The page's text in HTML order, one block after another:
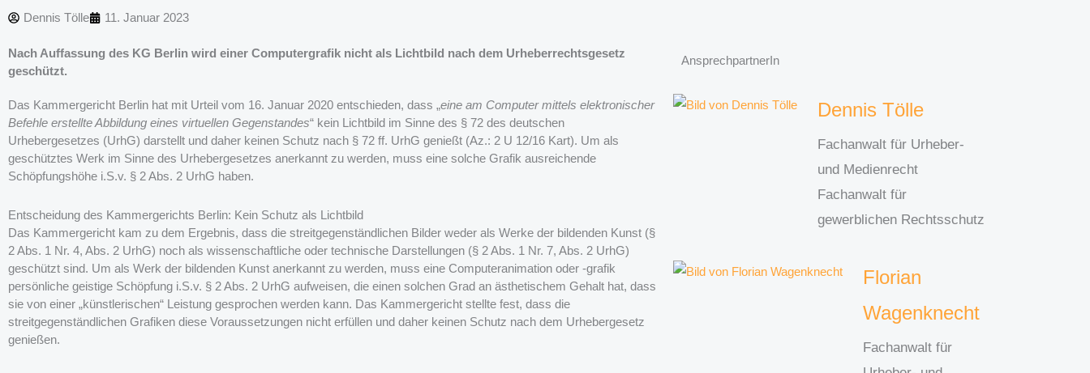
Dennis Tölle 11. Januar 2023
Nach Auffassung des KG Berlin wird einer Computergrafik nicht als Lichtbild nach dem Urheberrechtsgesetz
geschützt.
Das Kammergericht Berlin hat mit Urteil vom 16. Januar 2020 entschieden, dass „eine am Computer mittels elektronischer
Befehle erstellte Abbildung eines virtuellen Gegenstandes“ kein Lichtbild im Sinne des § 72 des deutschen
Urhebergesetzes (UrhG) darstellt und daher keinen Schutz nach § 72 ff. UrhG genießt (Az.: 2 U 12/16 Kart). Um als
geschütztes Werk im Sinne des Urhebergesetzes anerkannt zu werden, muss eine solche Grafik ausreichende
Schöpfungshöhe i.S.v. § 2 Abs. 2 UrhG haben.
Entscheidung des Kammergerichts Berlin: Kein Schutz als Lichtbild
Das Kammergericht kam zu dem Ergebnis, dass die streitgegenständlichen Bilder weder als Werke der bildenden Kunst (§
2 Abs. 1 Nr. 4, Abs. 2 UrhG) noch als wissenschaftliche oder technische Darstellungen (§ 2 Abs. 1 Nr. 7, Abs. 2 UrhG)
geschützt sind. Um als Werk der bildenden Kunst anerkannt zu werden, muss eine Computeranimation oder -grafik
persönliche geistige Schöpfung i.S.v. § 2 Abs. 2 UrhG aufweisen, die einen solchen Grad an ästhetischem Gehalt hat, dass
sie von einer „künstlerischen“ Leistung gesprochen werden kann. Das Kammergericht stellte fest, dass die
streitgegenständlichen Grafiken diese Voraussetzungen nicht erfüllen und daher keinen Schutz nach dem Urhebergesetz
genießen.
AnsprechpartnerIn
Dennis Tölle
Fachanwalt für Urheber-
und Medienrecht
Fachanwalt für
gewerblichen Rechtsschutz
Florian
Wagenknecht
Fachanwalt für